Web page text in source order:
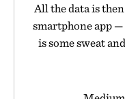
All the data is
smartphone app —
is some sweat